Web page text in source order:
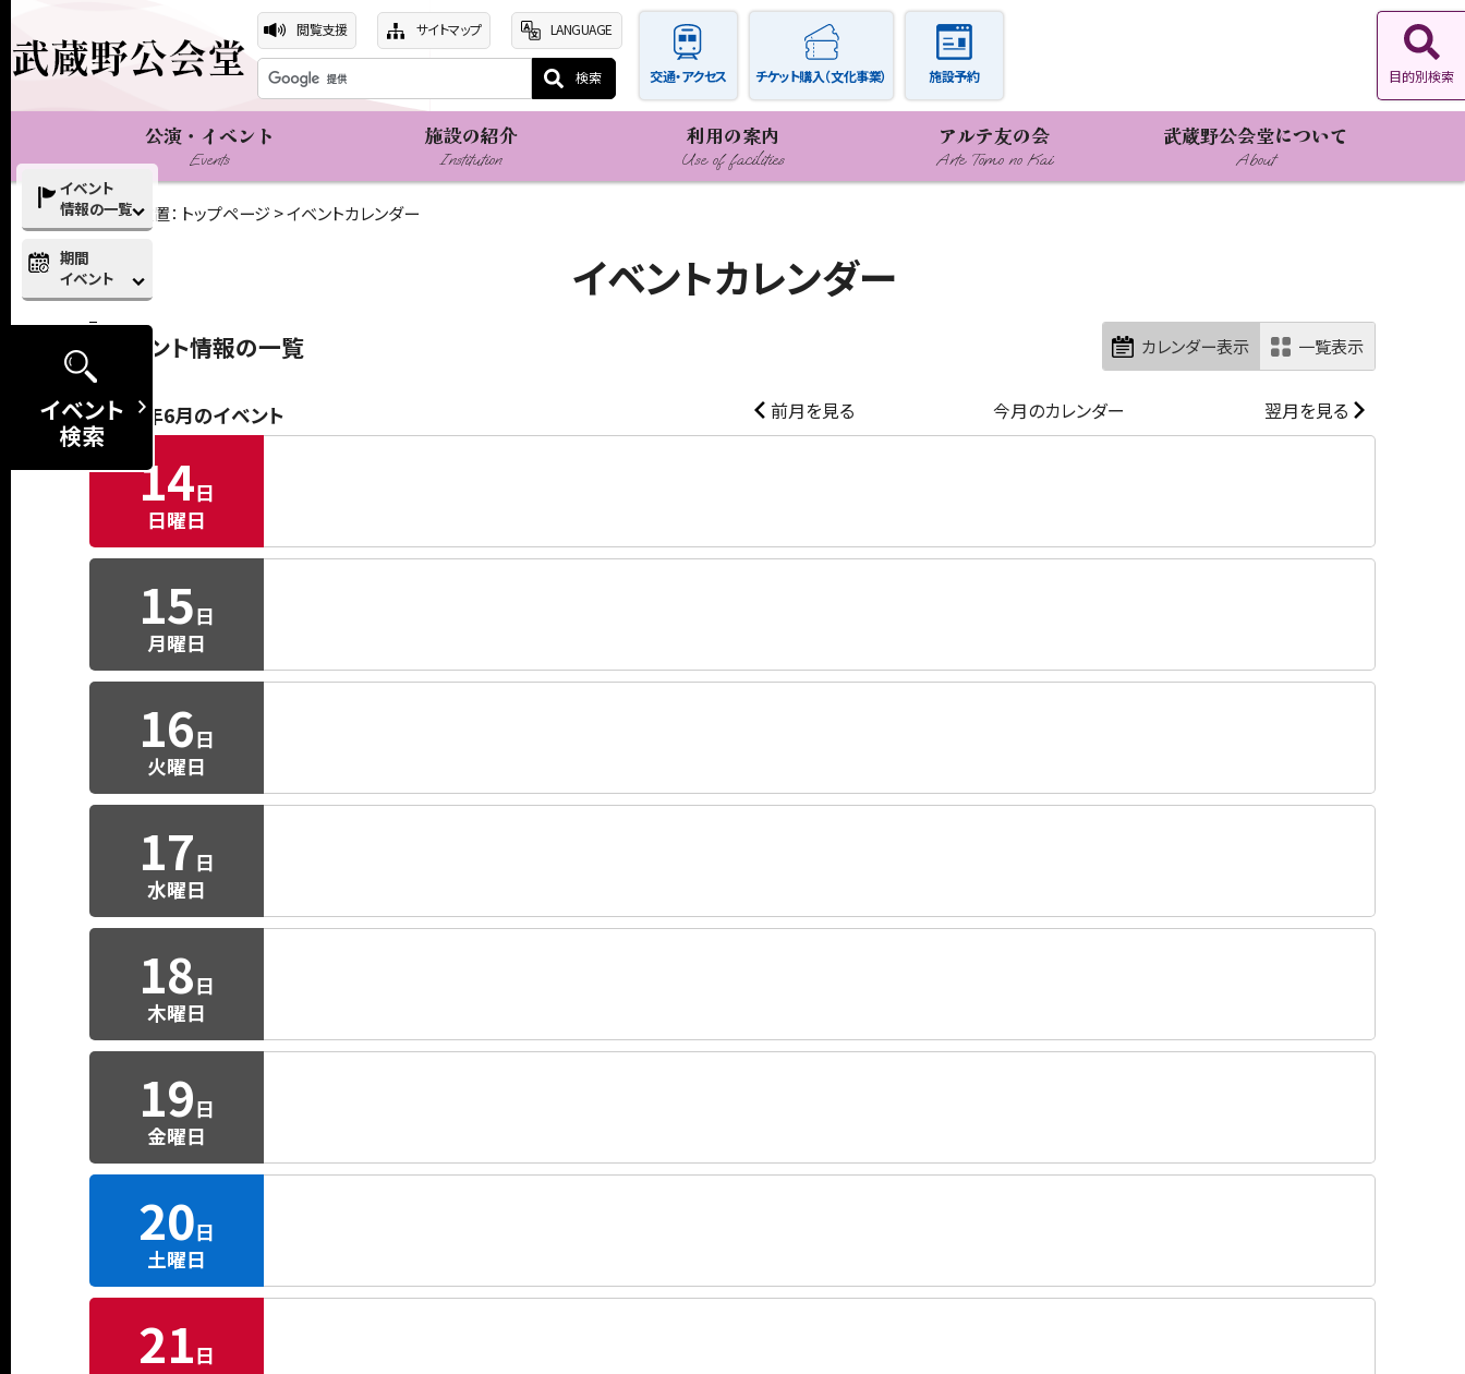
閲覧支援 サイトマップ LANGUAGE
交通・アクセス チケット購入（文化事業） 施設予約 目的別検索
公演・イベント
Events
施設の紹介
Institution
利用の案内
Use of facilities
アルテ友の会
Arte Tomo no Kai
武蔵野公会堂について
About
現在の位置： トップページ > イベントカレンダー
イベントカレンダー
イベント
情報の一覧
期間
イベント
イベント
検索
イベント情報の一覧 カレンダー表示 一覧表示
前月を見る 今月のカレンダー 翌月を見る
2026年6月のイベント
14日
日曜日
15日
月曜日
16日
火曜日
17日
水曜日
18日
木曜日
19日
金曜日
20日
土曜日
21日